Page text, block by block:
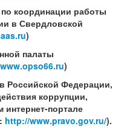
координации работы
в Свердловской
)
палаты
)
Российской Федерации,
коррупции,
портале
http://www.pravo.gov.ru/).